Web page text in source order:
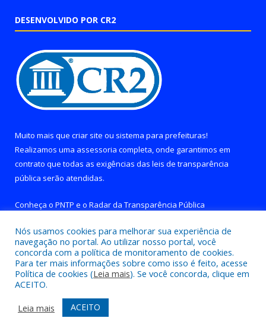
DESENVOLVIDO POR CR2
Muito mais que criar site ou sistema para prefeituras!
Realizamos uma assessoria completa, onde garantimos em
contrato que todas as exigências das leis de transparência
pública serão atendidas.
Conheça o PNTP e o Radar da Transparência Pública
Todos os direitos reservados a Prefeitura de Brejo Grande do
Araguaia.
Mapa do Site
Acessar Área Administrativa
Acessar Webmail
Nós usamos cookies para melhorar sua experiência de
navegação no portal. Ao utilizar nosso portal, você
concorda com a política de monitoramento de cookies.
Para ter mais informações sobre como isso é feito, acesse
Política de cookies (Leia mais). Se você concorda, clique em
ACEITO.
Leia mais
ACEITO